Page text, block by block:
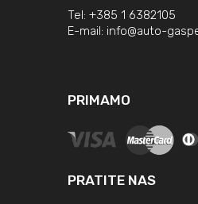
Tel: +385 1 6382105
E-mail: info@auto-
PRIMAMO
PRATITE NAS